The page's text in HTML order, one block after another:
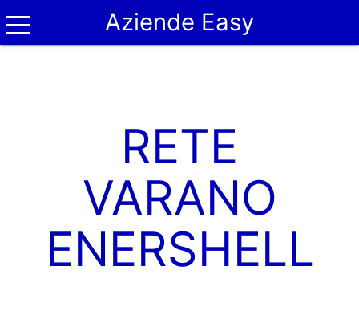
Aziende Easy
RETE
VARANO
ENERSHELL